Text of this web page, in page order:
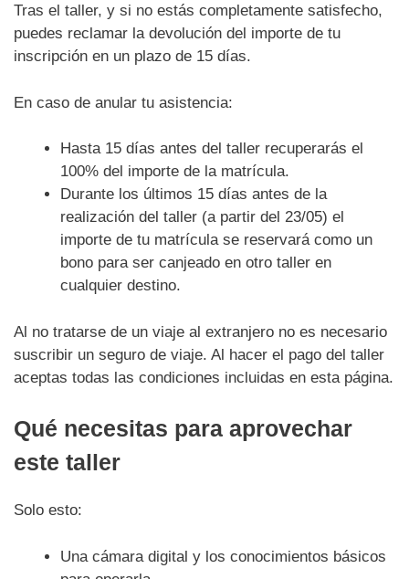
Tras el taller, y si no estás completamente satisfecho,
puedes reclamar la devolución del importe de tu
inscripción en un plazo de 15 días.
En caso de anular tu asistencia:
Hasta 15 días antes del taller recuperarás el
100% del importe de la matrícula.
Durante los últimos 15 días antes de la
realización del taller (a partir del 23/05) el
importe de tu matrícula se reservará como un
bono para ser canjeado en otro taller en
cualquier destino.
Al no tratarse de un viaje al extranjero no es necesario
suscribir un seguro de viaje. Al hacer el pago del taller
aceptas todas las condiciones incluidas en esta página.
Qué necesitas para aprovechar
este taller
Solo esto:
Una cámara digital y los conocimientos básicos